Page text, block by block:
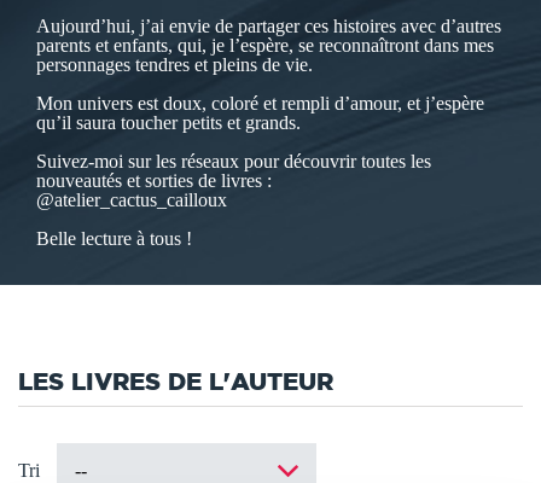
Aujourd’hui, j’ai envie de partager ces histoires avec d’autres
parents et enfants, qui, je l’espère, se reconnaîtront dans mes
personnages tendres et pleins de vie.
Mon univers est doux, coloré et rempli d’amour, et j’espère
qu’il saura toucher petits et grands.
Suivez-moi sur les réseaux pour découvrir toutes les
nouveautés et sorties de livres :
@atelier_cactus_cailloux
Belle lecture à tous !
LES LIVRES DE L'AUTEUR
Tri